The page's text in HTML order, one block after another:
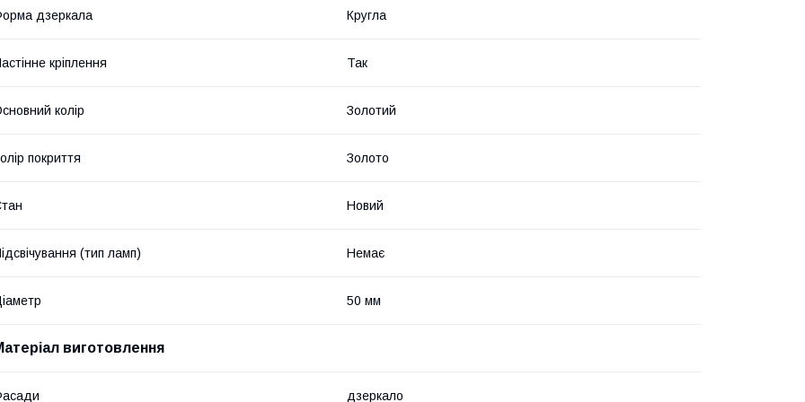
дзеркала Кругла
кріплення Так
колір Золотий
покриття Золото
Новий
(тип ламп) Немає
50 мм
виготовлення
дзеркало